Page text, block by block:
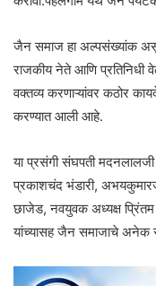
जैन समाज हा अल्पसंख्यांक
राजकीय नेते आणि प्रतिनिधी
वक्तव्य करणाऱ्यांवर कठोर
करण्यात आली आहे.
या प्रसंगी संघपती
प्रकाशचंद भंडारी,
छाजेड, नवयुवक अध्यक्ष प्रिंतम
यांच्यासह जैन समाजाचे अनेक